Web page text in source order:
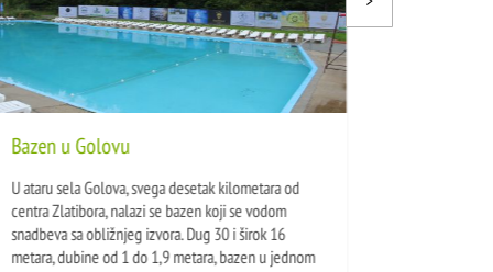
Bazen u Golovu
U ataru sela Golova, svega desetak kilometara od
centra Zlatibora, nalazi se bazen koji se vodom
snadbeva sa obližnjeg izvora. Dug 30 i širok 16
metara, dubine od 1 do 1,9 metara, bazen u jednom